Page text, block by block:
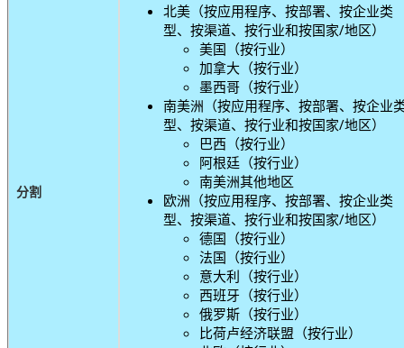
分割
北美（按应用程序、按部署、按企业类
型、按渠道、按行业和按国家/地区）
美国（按行业）
加拿大（按行业）
墨西哥（按行业）
南美洲（按应用程序、按部署、按企业
型、按渠道、按行业和按国家/地区）
巴西（按行业）
阿根廷（按行业）
南美洲其他地区
欧洲（按应用程序、按部署、按企业类
型、按渠道、按行业和按国家/地区）
德国（按行业）
法国（按行业）
意大利（按行业）
西班牙（按行业）
俄罗斯（按行业）
比荷卢经济联盟（按行业）